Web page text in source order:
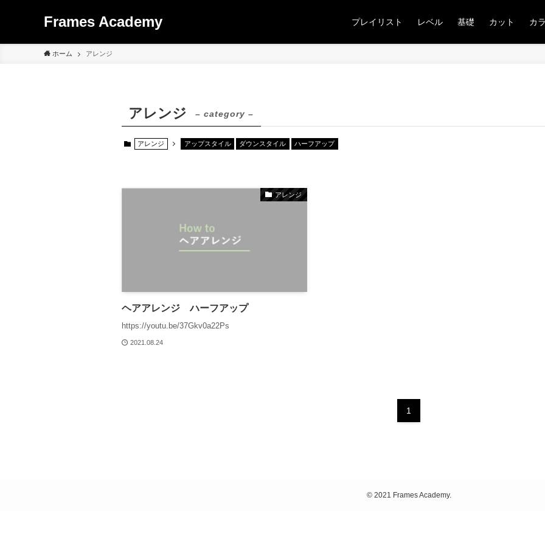
Frames Academy プレイリスト レベル 基礎 カット カ
ホーム アレンジ
アレンジ – category –
アレンジ アップスタイル ダウンスタイル ハーフアップ
アレンジ
ヘアアレンジ ハーフアップ
https://youtu.be/37Gkv0a22Ps
2021.08.24
1
©2021 Frames Academy.